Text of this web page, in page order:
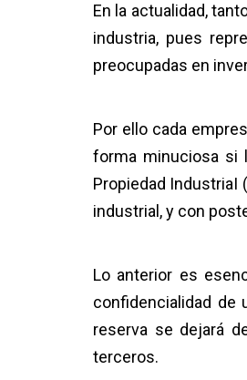
En la actualidad,
industria, pues
preocupadas en
Por ello cada
forma minuciosa si
Propiedad IndustriaI
industrial, y con
Lo anterior es
confidencialidad de
reserva se dejará
terceros.